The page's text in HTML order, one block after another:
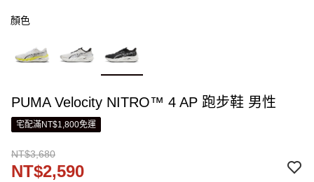
顏色
PUMA Velocity NITRO™ 4 AP 跑步鞋 男性
宅配滿NT$1,800免運
NT$3,680
NT$2,590